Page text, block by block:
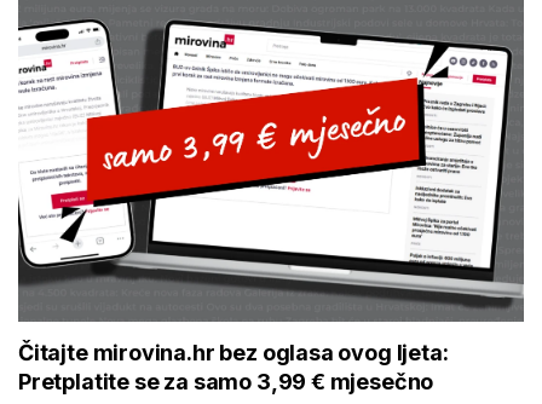
Čitajte mirovina.hr bez oglasa ovog ljeta:
Pretplatite se za samo 3,99 € mjesečno